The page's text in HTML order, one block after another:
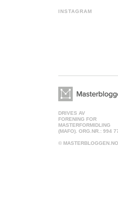
INSTAGRAM
DRIVES AV
FORENING FOR
MASTERFORMIDLING
(MAFO). ORG.NR.: 994
© MASTERBLOGGEN.NO